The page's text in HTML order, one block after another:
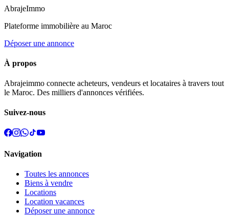
AbrajeImmo
Plateforme immobilière au Maroc
Déposer une annonce
À propos
Abrajeimmo connecte acheteurs, vendeurs et locataires à travers tout
le Maroc. Des milliers d'annonces vérifiées.
Suivez-nous
Navigation
Toutes les annonces
Biens à vendre
Locations
Location vacances
Déposer une annonce